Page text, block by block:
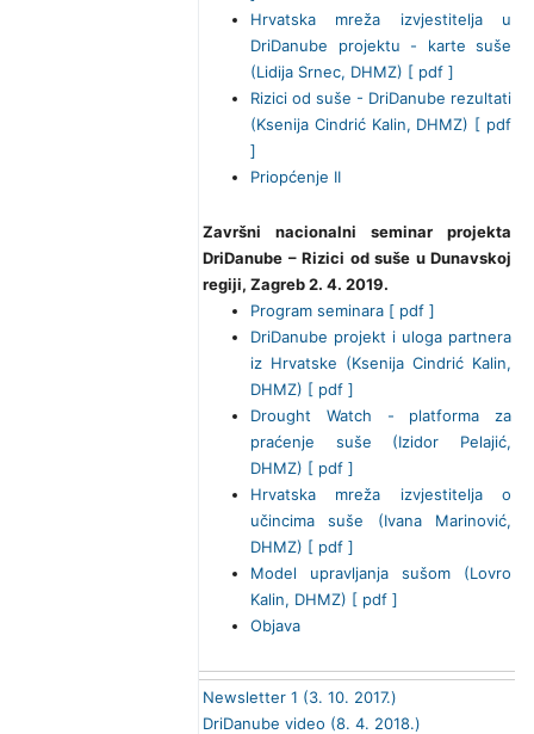
Hrvatska mreža izvjestitelja u
DriDanube projektu - karte suše
(Lidija Srnec, DHMZ) [ pdf ]
Rizici od suše - DriDanube rezultati
(Ksenija Cindrić Kalin, DHMZ) [ pdf
]
Priopćenje II
Završni nacionalni seminar projekta
DriDanube – Rizici od suše u Dunavskoj
regiji, Zagreb 2. 4. 2019.
Program seminara [ pdf ]
DriDanube projekt i uloga partnera
iz Hrvatske (Ksenija Cindrić Kalin,
DHMZ) [ pdf ]
Drought Watch - platforma za
praćenje suše (Izidor Pelajić,
DHMZ) [ pdf ]
Hrvatska mreža izvjestitelja o
učincima suše (Ivana Marinović,
DHMZ) [ pdf ]
Model upravljanja sušom (Lovro
Kalin, DHMZ) [ pdf ]
Objava
Newsletter 1 (3. 10. 2017.)
DriDanube video (8. 4. 2018.)